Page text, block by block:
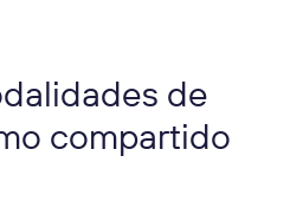
de
compartido